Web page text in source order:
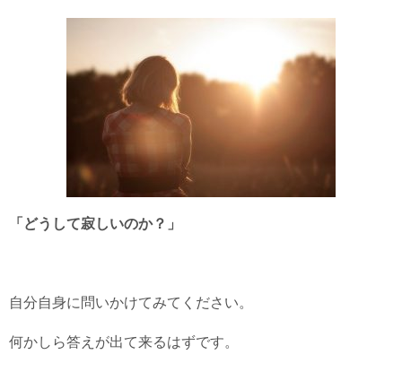
「どうして寂しいのか？」
自分自身に問いかけてみてください。
何かしら答えが出て来るはずです。